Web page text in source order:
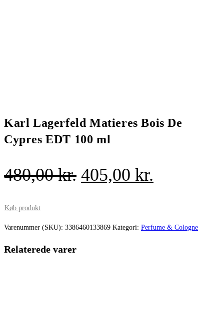
Karl Lagerfeld Matieres Bois De
Cypres EDT 100 ml
480,00kr. Den
var:
405,00 kr.
er:
Køb produkt
Varenummer (SKU): 3386460133869 Kategori: Perfume & Cologne
Relaterede varer